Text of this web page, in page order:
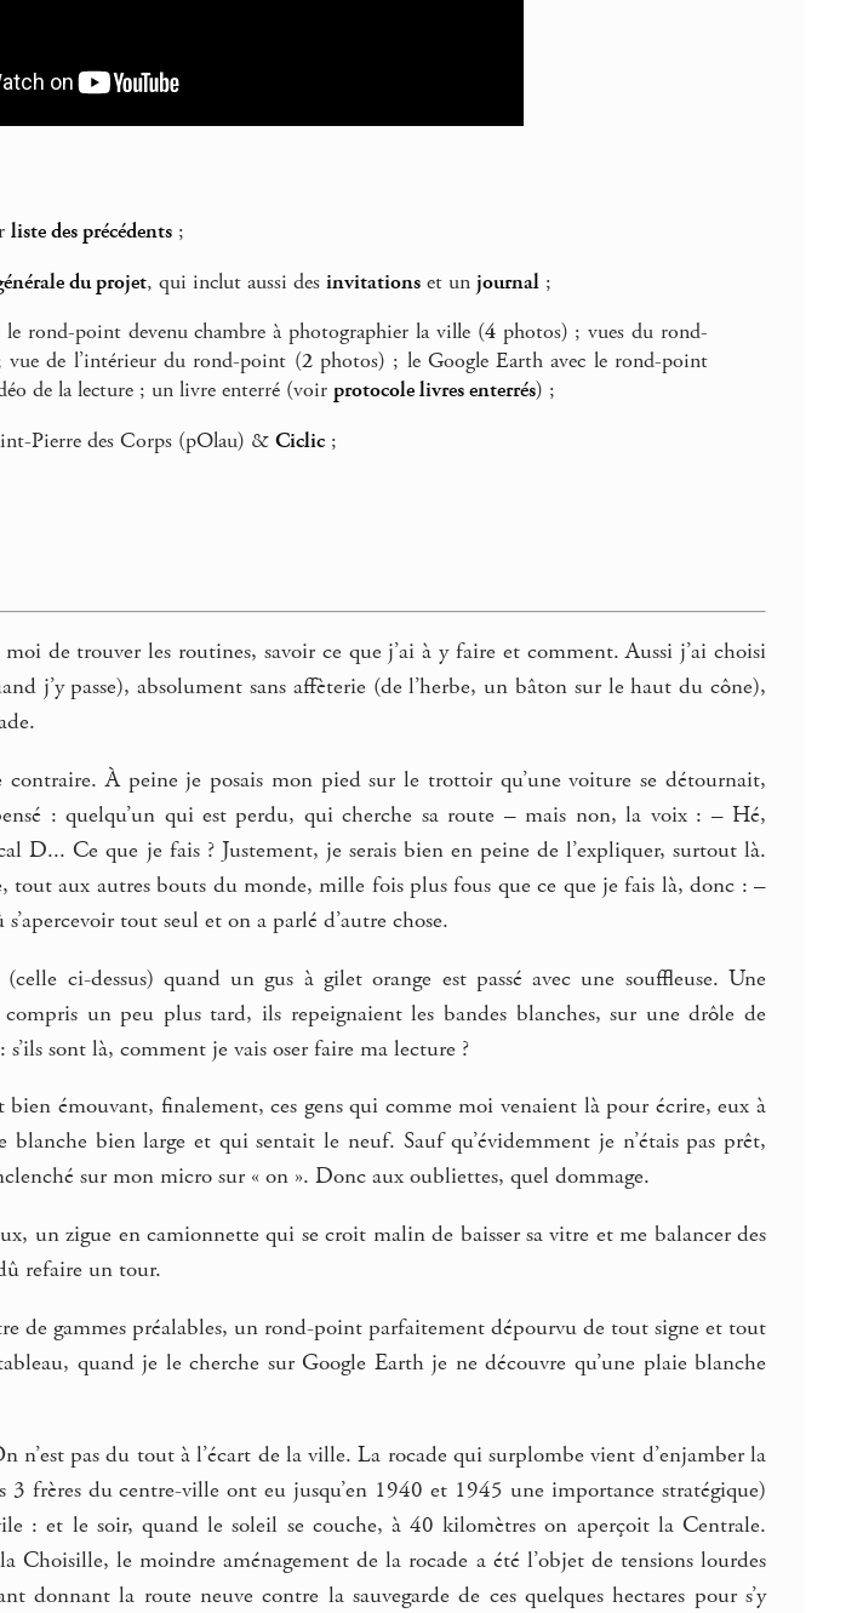
liste des précédents ;
du projet, qui inclut aussi des invitations et un journal ;
rond-point devenu chambre à photographier la ville (4photos) ; vues du rond-
vue de l’intérieur du rond-point (2photos) ; le Google Earth avec le rond-point
de la lecture ; un livre enterré (voir protocole livres enterrés) ;
Pierre des Corps (pOlau) & Ciclic ;
de trouver les routines, savoir ce que j’ai à y faire et comment. Aussi j’ai choisi
j’y passe), absolument sans affèterie (de l’herbe, un bâton sur le haut du cône),
contraire. À peine je posais mon pied sur le trottoir qu’une voiture se détournait,
: quelqu’un qui est perdu, qui cherche sa route – mais non, la voix : – Hé,
D... Ce que je fais ? Justement, je serais bien en peine de l’expliquer, surtout là.
tout aux autres bouts du monde, mille fois plus fous que ce que je fais là, donc : –
tout seul et on a parlé d’autre chose.
ci-dessus) quand un gus à gilet orange est passé avec une souffleuse. Une
compris un peu plus tard, ils repeignaient les bandes blanches, sur une drôle de
sont là, comment je vais oser faire ma lecture ?
émouvant, finalement, ces gens qui comme moi venaient là pour écrire, eux à
bien large et qui sentait le neuf. Sauf qu’évidemment je n’étais pas prêt,
sur mon micro sur « on ». Donc aux oubliettes, quel dommage.
un zigue en camionnette qui se croit malin de baisser sa vitre et me balancer des
refaire un tour.
de gammes préalables, un rond-point parfaitement dépourvu de tout signe et tout
quand je le cherche sur Google Earth je ne découvre qu’une plaie blanche
n’est pas du tout à l’écart de la ville. La rocade qui surplombe vient d’enjamber la
3 frères du centre-ville ont eu jusqu’en 1940 et 1945 une importance stratégique)
: et le soir, quand le soleil se couche, à 40 kilomètres on aperçoit la Centrale.
Choisille, le moindre aménagement de la rocade a été l’objet de tensions lourdes
donnant la route neuve contre la sauvegarde de ces quelques hectares pour s’y